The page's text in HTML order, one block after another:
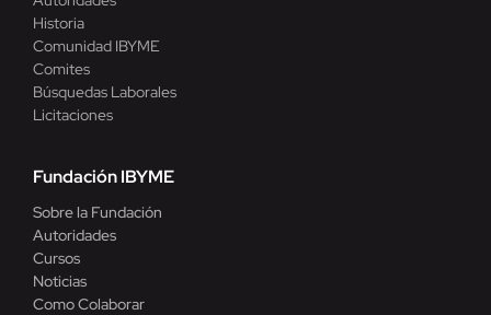
Historia
Comunidad IBYME
Comites
Búsquedas Laborales
Licitaciones
Fundación IBYME
Sobre la Fundación
Autoridades
Cursos
Noticias
Como Colaborar